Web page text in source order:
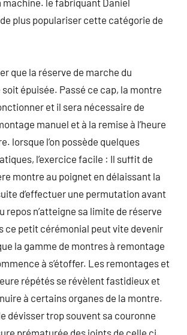
plus populariser cette catégorie de
que la réserve de marche du
épuisée. Passé ce cap, la montre
et il sera nécessaire de
manuel et à la remise à l’heure
lorsque l’on possède quelques
l’exercice facile : Il suffit de
montre au poignet en délaissant la
d’effectuer une permutation avant
repos n’atteigne sa limite de réserve
ce petit cérémonial peut vite devenir
la gamme de montres à remontage
à s’étoffer. Les remontages et
répétés se révèlent fastidieux et
à certains organes de la montre.
dévisser trop souvent sa couronne
prématurée des joints de celle ci,